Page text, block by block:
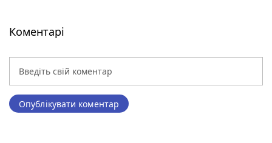
Коментарі
Опублікувати коментар